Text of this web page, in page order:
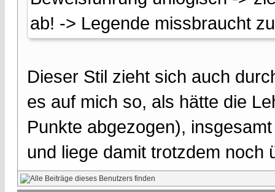
ab! -> Legende missbraucht
Dieser Stil zieht sich auch
es auf mich so, als hätte die
Punkte abgezogen),
und liege damit trotzdem noch